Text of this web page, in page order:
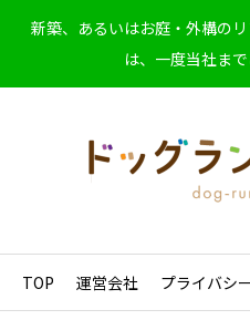
新築、あるいはお庭・外構の
は、一度当社ま
TOP 運営会社 プライバシ